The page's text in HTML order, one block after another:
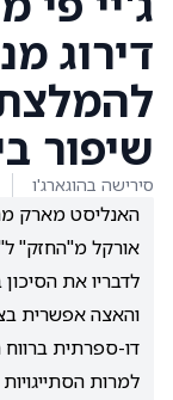
שיפור
סירישה בהוגארג'ו
האנליסט מארק
אורקל מ"החזק"
והאצה אפשרית
דו-ספרתית ברווח
למרות